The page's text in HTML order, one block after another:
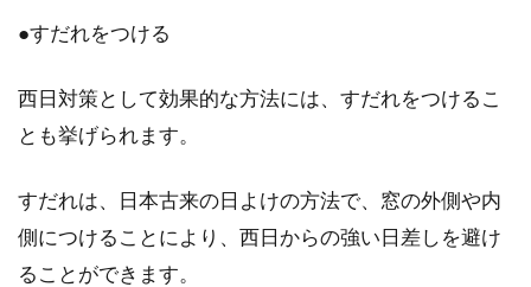
●すだれをつける
西日対策として効果的な方法には、すだれをつけるこ
とも挙げられます。
すだれは、日本古来の日よけの方法で、窓の外側や内
側につけることにより、西日からの強い日差しを避け
ることができます。